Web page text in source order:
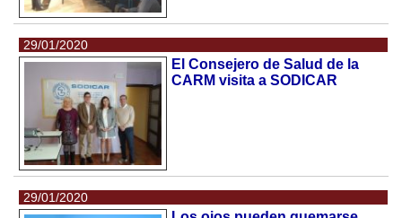
29/01/2020
El Consejero de Salud de la
CARM visita a SODICAR
29/01/2020